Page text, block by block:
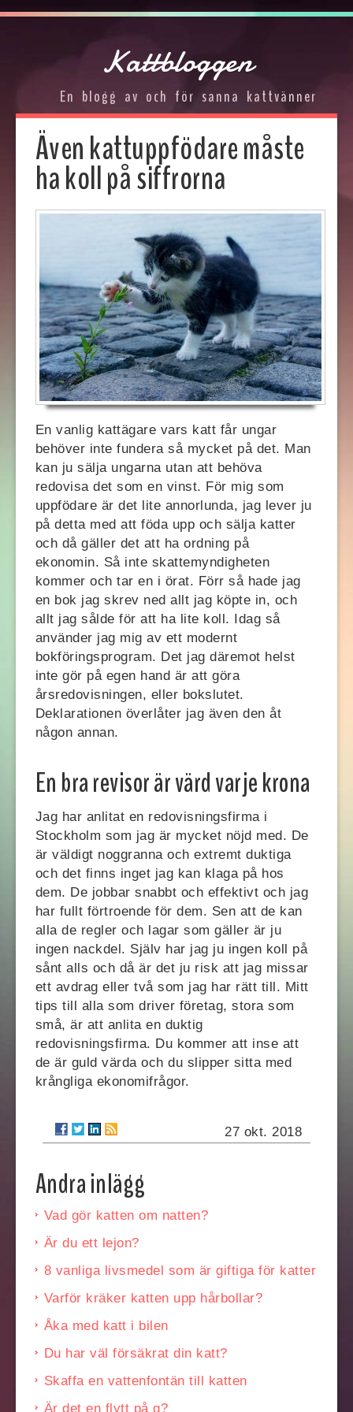
Kattbloggen
En blogg av och för sanna kattvänner
Även kattuppfödare måste
ha koll på siffrorna
En vanlig kattägare vars katt får ungar
behöver inte fundera så mycket på det. Man
kan ju sälja ungarna utan att behöva
redovisa det som en vinst. För mig som
uppfödare är det lite annorlunda, jag lever ju
på detta med att föda upp och sälja katter
och då gäller det att ha ordning på
ekonomin. Så inte skattemyndigheten
kommer och tar en i örat. Förr så hade jag
en bok jag skrev ned allt jag köpte in, och
allt jag sålde för att ha lite koll. Idag så
använder jag mig av ett modernt
bokföringsprogram. Det jag däremot helst
inte gör på egen hand är att göra
årsredovisningen, eller bokslutet.
Deklarationen överlåter jag även den åt
någon annan.
En bra revisor är värd varje krona
Jag har anlitat en redovisningsfirma i
Stockholm som jag är mycket nöjd med. De
är väldigt noggranna och extremt duktiga
och det finns inget jag kan klaga på hos
dem. De jobbar snabbt och effektivt och jag
har fullt förtroende för dem. Sen att de kan
alla de regler och lagar som gäller är ju
ingen nackdel. Själv har jag ju ingen koll på
sånt alls och då är det ju risk att jag missar
ett avdrag eller två som jag har rätt till. Mitt
tips till alla som driver företag, stora som
små, är att anlita en duktig
redovisningsfirma. Du kommer att inse att
de är guld värda och du slipper sitta med
krångliga ekonomifrågor.
27 okt. 2018
Andra inlägg
Vad gör katten om natten?
Är du ett lejon?
8 vanliga livsmedel som är giftiga för katter
Varför kräker katten upp hårbollar?
Åka med katt i bilen
Du har väl försäkrat din katt?
Skaffa en vattenfontän till katten
Är det en flytt på g?